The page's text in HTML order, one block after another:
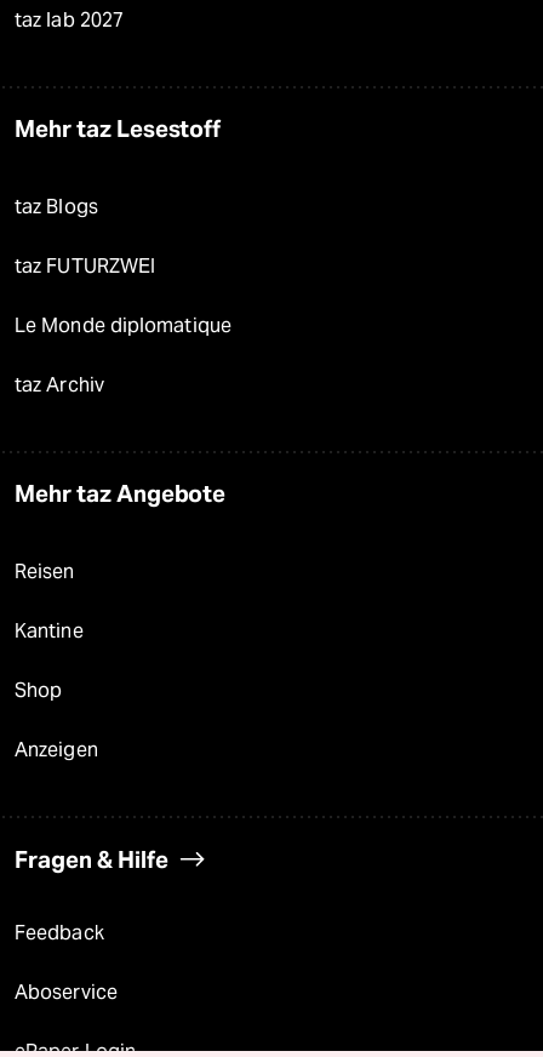
taz lab 2027
Mehr taz Lesestoff
taz Blogs
taz FUTURZWEI
Le Monde diplomatique
taz Archiv
Mehr taz Angebote
Reisen
Kantine
Shop
Anzeigen
Fragen & Hilfe
Feedback
Aboservice
ePaper Login